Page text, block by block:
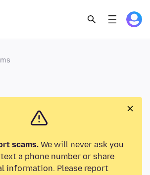
scams.We will never ask you
a phone number or share
information. Please report